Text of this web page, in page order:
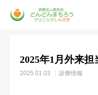
お知らせ 診療情報
2025年1月外来担
2025.01.03 診療情報
電話予約